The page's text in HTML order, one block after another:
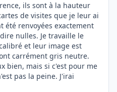
ils sont à la hauteur
de visites que je leur ai
été renvoyées exactement
nulles. Je travaille le
et leur image est
carrément gris neutre.
bien, mais si c'est pour me
pas la peine. J'irai